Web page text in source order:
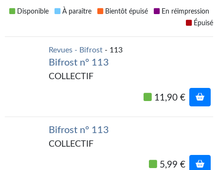
Pulps
Étoiles vives
Yellow Submarine
Une Heure-Lumière
Disponible À paraître Bientôt épuisé
En réimpression
Épuisé
Revues - Bifrost - 113
Bifrost n° 113
COLLECTIF
11,90 €
Bifrost n° 113
COLLECTIF
5,99 €